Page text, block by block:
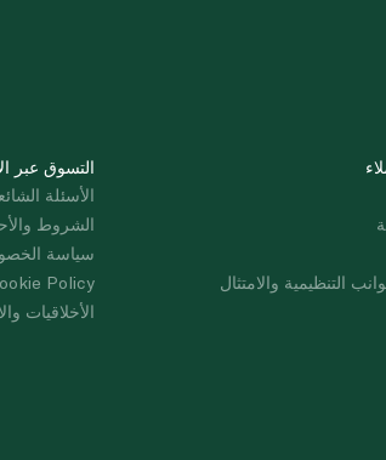
التسوق عبر
الأسئلة
الشروط
سياسة
Policy
الأخلاقيات
التنظيمية والامتثال